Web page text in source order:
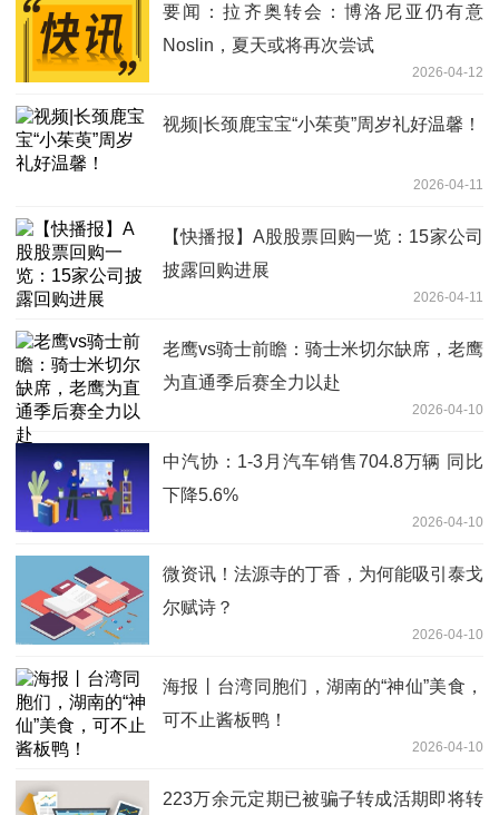
要闻：拉齐奥转会：博洛尼亚仍有意
Noslin，夏天或将再次尝试
2026-04-12
视频|长颈鹿宝宝“小茱萸”周岁礼好温馨！
2026-04-11
【快播报】A股股票回购一览：15家公司
披露回购进展
2026-04-11
老鹰vs骑士前瞻：骑士米切尔缺席，老鹰
为直通季后赛全力以赴
2026-04-10
中汽协：1-3月汽车销售704.8万辆 同比
下降5.6%
2026-04-10
微资讯！法源寺的丁香，为何能吸引泰戈
尔赋诗？
2026-04-10
海报丨台湾同胞们，湖南的“神仙”美食，
可不止酱板鸭！
2026-04-10
223万余元定期已被骗子转成活期即将转